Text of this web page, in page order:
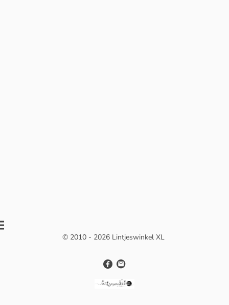
© 2010 - 2026 Lintjeswinkel XL